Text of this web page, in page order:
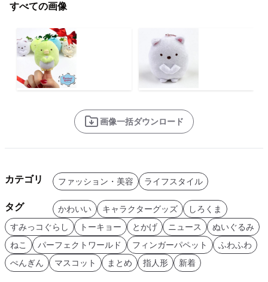
すべての画像
画像一括ダウンロード
カテゴリ ファッション・美容 ライフスタイル
タグ かわいい キャラクターグッズ
しろくま
すみっコぐらし
トーキョー とかげ ニュース
ぬいぐるみ
ねこ
パーフェクトワールド フィンガーパペット
ふわふわ
ぺんぎん
マスコット まとめ 指人形 新着